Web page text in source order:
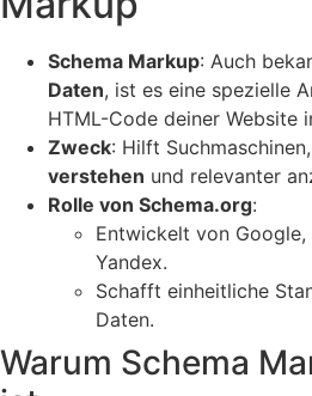
Schema Markup: Auch
Daten, ist es eine spezielle
HTML-Code deiner Website
Zweck: Hilft
verstehen und relevanter
Rolle von Schema.org:
Entwickelt von Google,
Yandex.
Schafft einheitliche
Daten.
Warum Schema